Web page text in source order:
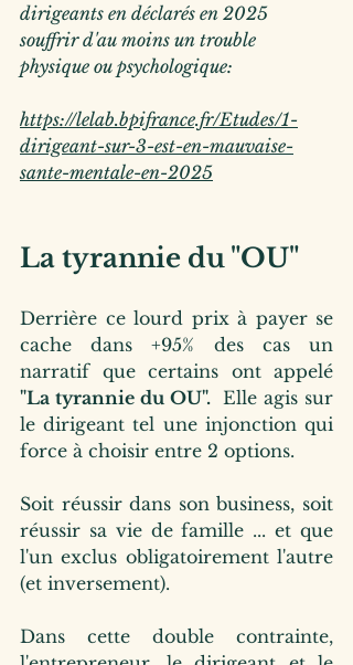
dirigeants en déclarés en 2025
souffrir d'au moins un trouble
physique ou psychologique:
https://lelab.bpifrance.fr/Etudes/1-
dirigeant-sur-3-est-en-mauvaise-
sante-mentale-en-2025
La tyrannie du "OU"
Derrière ce lourd prix à payer se
cache dans +95% des cas un
"La tyrannie du OU". Elle agis sur
le dirigeant tel une injonction qui
force à choisir entre 2 options.
Soit réussir dans son business, soit
réussir sa vie de famille ... et que
l'un exclus obligatoirement l'autre
(et inversement).
Dans cette double contrainte,